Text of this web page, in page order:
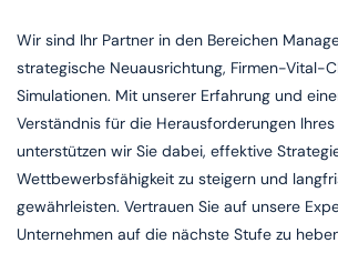
Wir sind Ihr Partner in den Bereichen
strategische Neuausrichtung, Firmen-Vital-
Simulationen. Mit unserer Erfahrung und
Verständnis für die Herausforderungen
unterstützen wir Sie dabei, effektive
Wettbewerbsfähigkeit zu steigern und
gewährleisten. Vertrauen Sie auf unsere
Unternehmen auf die nächste Stufe zu